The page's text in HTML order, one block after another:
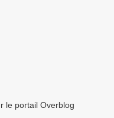
le portail Overblog